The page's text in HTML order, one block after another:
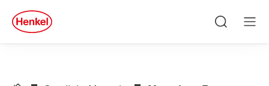
Zu Footer springen
quick
search